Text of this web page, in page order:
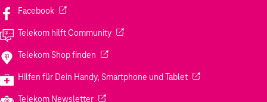
Facebook(Wird in einem neuen Tab geöffnet)
Telekom hilft Community(Wird in einem neuen Tab geöffnet)
Telekom Shop finden (Wird in einem neuen Tab geöffnet)
Hilfen für Dein Handy, Smartphone und Tablet(Wird in einem
Telekom Newsletter(Wird in einem neuen Tab geöffnet)